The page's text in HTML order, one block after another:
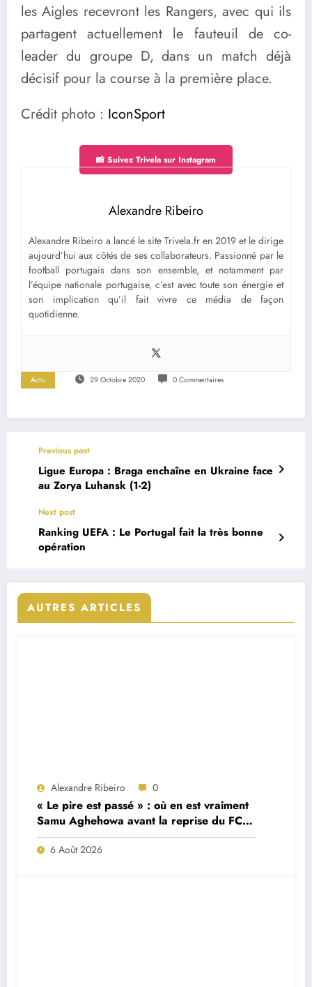
les Aigles recevront les Rangers, avec qui ils
partagent actuellement le fauteuil de co-
leader du groupe D, dans un match déjà
décisif pour la course à la première place.
Crédit photo : IconSport
📸 Suivez Trivela sur Instagram
Alexandre Ribeiro
Alexandre Ribeiro a lancé le site Trivela.fr en 2019 et le dirige
aujourd’hui aux côtés de ses collaborateurs. Passionné par le
football portugais dans son ensemble, et notamment par
l’équipe nationale portugaise, c’est avec toute son énergie et
son implication qu’il fait vivre ce média de façon
quotidienne.
Actu 29 Octobre 2020 0 Commentaires
Previous post
Ligue Europa : Braga enchaîne en Ukraine face
au Zorya Luhansk (1-2)
Next post
Ranking UEFA : Le Portugal fait la très bonne
opération
AUTRES ARTICLES
Alexandre Ribeiro 0
« Le pire est passé » : où en est vraiment
Samu Aghehowa avant la reprise du FC
Porto ?
6 Août 2026